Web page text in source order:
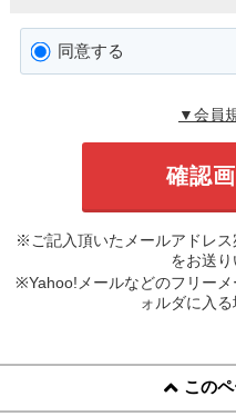
同意する
▼会員
※ご記入頂いたメールアドレ
をお送り
※Yahoo!メールなどのフリー
ォルダに入る
この